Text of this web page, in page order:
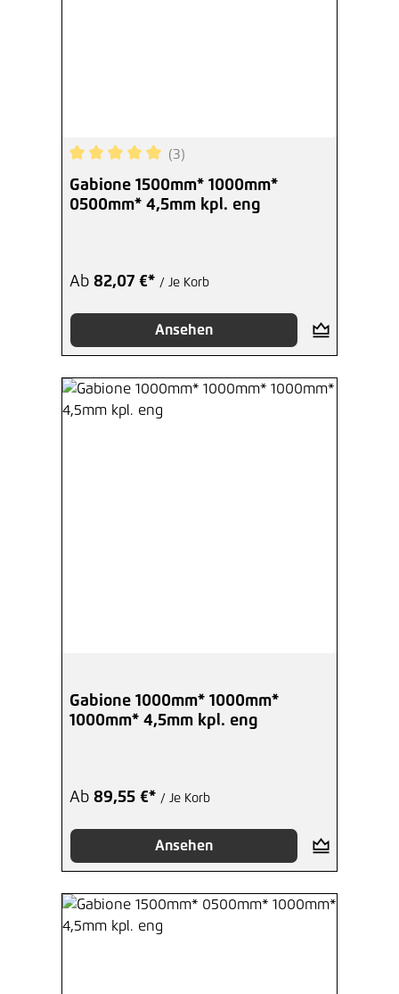
Durchschnittliche Bewertung von 5 von 5
(3)
Gabione 1500mm* 1000mm*
0500mm* 4,5mm kpl. eng
Ab 82,07 €* / Je Korb
Ansehen
Gabione 1000mm* 1000mm*
1000mm* 4,5mm kpl. eng
Ab 89,55 €* / Je Korb
Ansehen